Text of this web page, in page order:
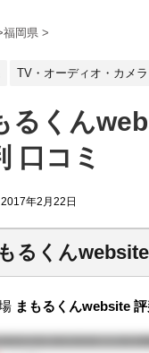
福岡県 >
TV・オーディオ・カメラ
るくん
口コミ
2017年2月22日
るくんwebsite
まもるくんwebsite